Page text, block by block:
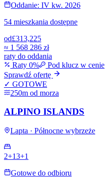
Oddanie: IV kw. 2026
54 mieszkania dostępne
od£313,225
≈ 1 568 286 zł
raty do oddania
Raty 0%
Pod klucz w cenie
Sprawdź ofertę
✓ GOTOWE
250m od morza
ALPINO ISLANDS
Lapta · Północne wybrzeże
2+13+1
Gotowe do odbioru